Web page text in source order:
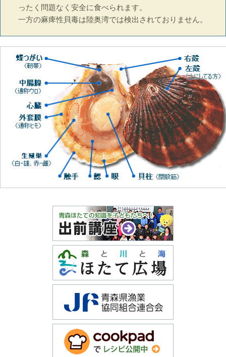
ったく問題なく安全に食べられます。
一方の麻痺性貝毒は陸奥湾では検出されておりません。